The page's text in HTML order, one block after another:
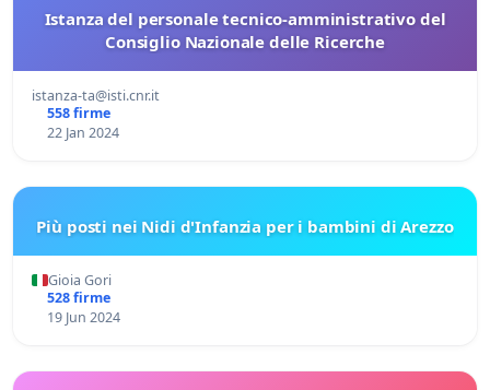
Istanza del personale tecnico-amministrativo del
Consiglio Nazionale delle Ricerche
istanza-ta@isti.cnr.it
558 firme
22 Jan 2024
Più posti nei Nidi d'Infanzia per i bambini di Arezzo
Gioia Gori
528 firme
19 Jun 2024